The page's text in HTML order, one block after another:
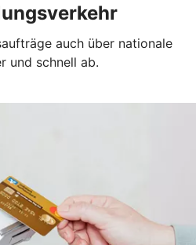
auch über nationale
und schnell ab.